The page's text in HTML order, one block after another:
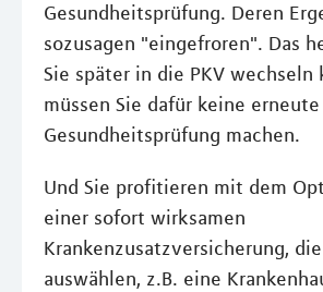
Gesundheitsprüfung. Deren
sozusagen "eingefroren". Das
Sie später in die PKV wechseln
müssen Sie dafür keine erneute
Gesundheitsprüfung machen.
Und Sie profitieren mit dem
einer sofort wirksamen
Krankenzusatzversicherung,
auswählen, z.B. eine